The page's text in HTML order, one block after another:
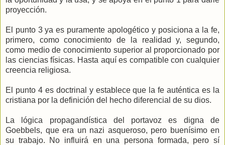
proyección.
El punto 3 ya es puramente apologético y posiciona a la fe,
primero, como conocimiento de la realidad y, segundo,
como medio de conocimiento superior al proporcionado por
las ciencias físicas. Hasta aquí es compatible con cualquier
creencia religiosa.
El punto 4 es doctrinal y establece que la fe auténtica es la
cristiana por la definición del hecho diferencial de su dios.
La lógica propagandística del portavoz es digna de
Goebbels, que era un nazi asqueroso, pero buenísimo en
su trabajo. No influirá en una persona formada, pero sí